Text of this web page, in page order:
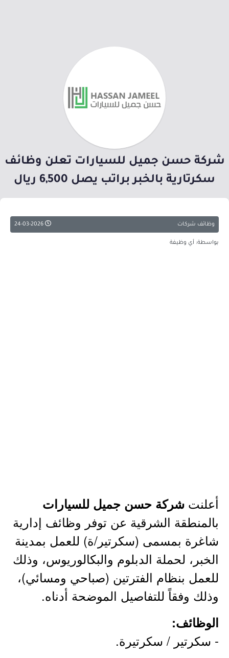
شركة حسن جميل للسيارات تعلن وظائف
سكرتارية بالخبر براتب يصل 6,500 ريال
وظائف شركات
بواسطة: أي وظيفة
أعلنت شركة حسن جميل للسيارات
بالمنطقة الشرقية عن توفر وظائف إدارية
شاغرة بمسمى (سكرتير/ة) للعمل بمدينة
الخبر، لحملة الدبلوم والبكالوريوس، وذلك
للعمل بنظام الفترتين (صباحي ومسائي)،
وذلك وفقاً للتفاصيل الموضحة أدناه.
الوظائف:
- سكرتير / سكرتيرة.